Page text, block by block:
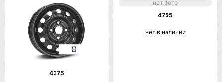
4375
нет фото
4755
нет в наличии